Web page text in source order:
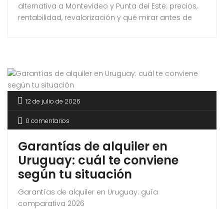
alternativa a Montevideo y Punta del Este: precios,
rentabilidad, revalorización y qué mirar antes de
12 de julio de 2026
0 comentarios
Garantías de alquiler en
Uruguay: cuál te conviene
según tu situación
Garantías de alquiler en Uruguay: guía
comparativa 2026